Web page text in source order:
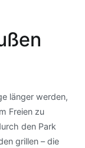
länger werden,
Freien zu
den Park
grillen – die